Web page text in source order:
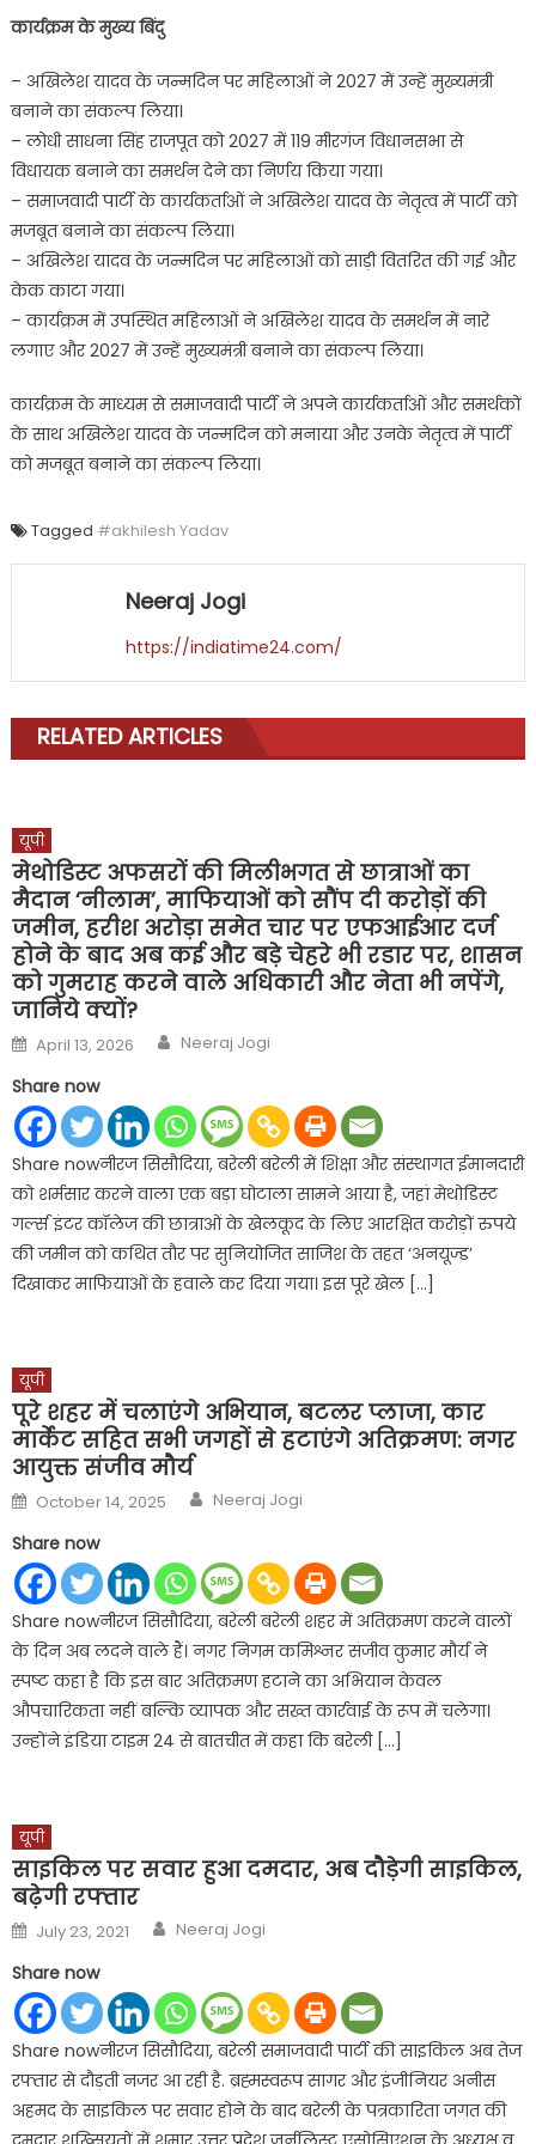
कार्यक्रम के मुख्य बिंदु
– अखिलेश यादव के जन्मदिन पर महिलाओं ने 2027 में उन्हें मुख्यमंत्री
बनाने का संकल्प लिया।
– लोधी साधना सिंह राजपूत को 2027 में 119 मीरगंज विधानसभा से
विधायक बनाने का समर्थन देने का निर्णय किया गया।
– समाजवादी पार्टी के कार्यकर्ताओं ने अखिलेश यादव के नेतृत्व में पार्टी को
मजबूत बनाने का संकल्प लिया।
– अखिलेश यादव के जन्मदिन पर महिलाओं को साड़ी वितरित की गई और
केक काटा गया।
– कार्यक्रम में उपस्थित महिलाओं ने अखिलेश यादव के समर्थन में नारे
लगाए और 2027 में उन्हें मुख्यमंत्री बनाने का संकल्प लिया।
कार्यक्रम के माध्यम से समाजवादी पार्टी ने अपने कार्यकर्ताओं और समर्थकों
के साथ अखिलेश यादव के जन्मदिन को मनाया और उनके नेतृत्व में पार्टी
को मजबूत बनाने का संकल्प लिया।
Tagged #akhilesh Yadav
Neeraj Jogi
https://indiatime24.com/
RELATED ARTICLES
यूपी
मेथोडिस्ट अफसरों की मिलीभगत से छात्राओं का
मैदान ‘नीलाम’, माफियाओं को सौंप दी करोड़ों की
जमीन, हरीश अरोड़ा समेत चार पर एफआईआर दर्ज
होने के बाद अब कई और बड़े चेहरे भी रडार पर, शासन
को गुमराह करने वाले अधिकारी और नेता भी नपेंगे,
जानिये क्यों?
Posted
on
April 13, 2026 Author
Neeraj Jogi
Share now
Share nowनीरज सिसौदिया, बरेली बरेली में शिक्षा और संस्थागत ईमानदारी
को शर्मसार करने वाला एक बड़ा घोटाला सामने आया है, जहां मेथोडिस्ट
गर्ल्स इंटर कॉलेज की छात्राओं के खेलकूद के लिए आरक्षित करोड़ों रुपये
की जमीन को कथित तौर पर सुनियोजित साजिश के तहत ‘अनयूज्ड’
दिखाकर माफियाओं के हवाले कर दिया गया। इस पूरे खेल […]
यूपी
पूरे शहर में चलाएंगे अभियान, बटलर प्लाजा, कार
मार्केट सहित सभी जगहों से हटाएंगे अतिक्रमण: नगर
आयुक्त संजीव मौर्य
Posted
on
October 14, 2025 Author
Neeraj Jogi
Share now
Share nowनीरज सिसौदिया, बरेली बरेली शहर में अतिक्रमण करने वालों
के दिन अब लदने वाले हैं। नगर निगम कमिश्नर संजीव कुमार मौर्य ने
स्पष्ट कहा है कि इस बार अतिक्रमण हटाने का अभियान केवल
औपचारिकता नहीं बल्कि व्यापक और सख्त कार्रवाई के रूप में चलेगा।
उन्होंने इंडिया टाइम 24 से बातचीत में कहा कि बरेली […]
यूपी
साइकिल पर सवार हुआ दमदार, अब दौड़ेगी साइकिल,
बढ़ेगी रफ्तार
Posted
on
July 23, 2021 Author
Neeraj Jogi
Share now
Share nowनीरज सिसौदिया, बरेली समाजवादी पार्टी की साइकिल अब तेज
रफ्तार से दौड़ती नजर आ रही है. ब्रह्मस्वरूप सागर और इंजीनियर अनीस
अहमद के साइकिल पर सवार होने के बाद बरेली के पत्रकारिता जगत की